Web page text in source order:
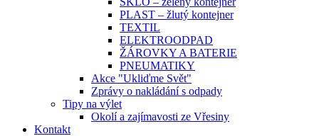
PLAST – žlutý kontejner
TEXTIL
ELEKTROODPAD
ŽÁROVKY A BATERIE
PNEUMATIKY
Akce "Ukliďme Svět"
Zprávy o nakládání s odpady
Tipy na výlet
Okolí a zajímavosti ze Vřesiny
Kontakt